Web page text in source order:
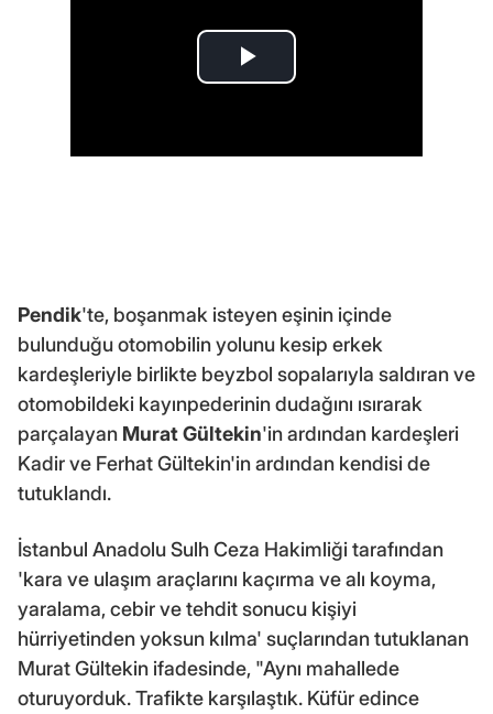
Pendik'te, boşanmak isteyen eşinin içinde
bulunduğu otomobilin yolunu kesip erkek
kardeşleriyle birlikte beyzbol sopalarıyla saldıran ve
otomobildeki kayınpederinin dudağını ısırarak
parçalayan Murat Gültekin'in ardından kardeşleri
Kadir ve Ferhat Gültekin'in ardından kendisi de
tutuklandı.
İstanbul Anadolu Sulh Ceza Hakimliği tarafından
'kara ve ulaşım araçlarını kaçırma ve alı koyma,
yaralama, cebir ve tehdit sonucu kişiyi
hürriyetinden yoksun kılma' suçlarından tutuklanan
Murat Gültekin ifadesinde, "Aynı mahallede
oturuyorduk. Trafikte karşılaştık. Küfür edince